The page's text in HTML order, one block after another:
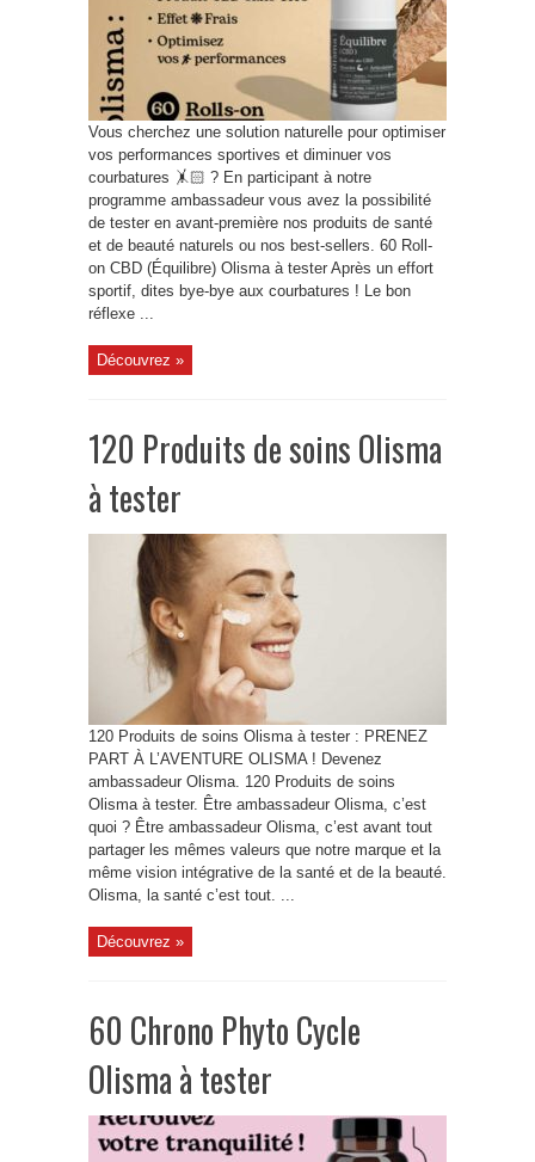
Vous cherchez une solution naturelle pour optimiser
vos performances sportives et diminuer vos
courbatures 🤸🏻 ? En participant à notre
programme ambassadeur vous avez la possibilité
de tester en avant-première nos produits de santé
et de beauté naturels ou nos best-sellers. 60 Roll-
on CBD (Équilibre) Olisma à tester Après un effort
sportif, dites bye-bye aux courbatures ! Le bon
réflexe ...
Découvrez »
120 Produits de soins Olisma
à tester
120 Produits de soins Olisma à tester : PRENEZ
PART À L’AVENTURE OLISMA ! Devenez
ambassadeur Olisma. 120 Produits de soins
Olisma à tester. Être ambassadeur Olisma, c’est
quoi ? Être ambassadeur Olisma, c’est avant tout
partager les mêmes valeurs que notre marque et la
même vision intégrative de la santé et de la beauté.
Olisma, la santé c’est tout. ...
Découvrez »
60 Chrono Phyto Cycle
Olisma à tester